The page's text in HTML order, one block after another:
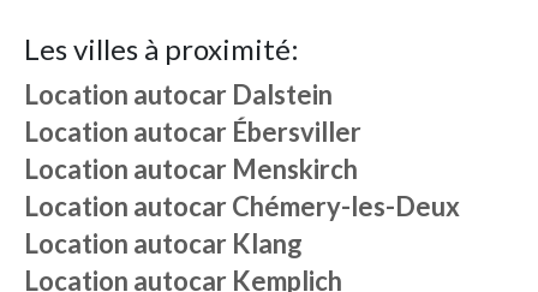
Les villes à proximité:
Location autocar Dalstein
Location autocar Ébersviller
Location autocar Menskirch
Location autocarChémery-les-Deux
Location autocar Klang
Location autocar Kemplich